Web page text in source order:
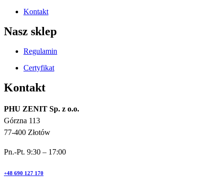
Kontakt
Nasz sklep
Regulamin
Certyfikat
Kontakt
PHU ZENIT Sp. z o.o.
Górzna 113
77-400 Złotów
Pn.-Pt. 9:30 – 17:00
+48 690 127 170